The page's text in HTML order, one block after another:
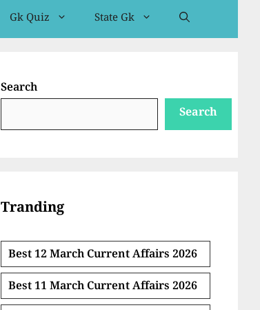
Gk Quiz State Gk
Search
Search
Tranding
Best 12 March Current Affairs 2026
Best 11 March Current Affairs 2026